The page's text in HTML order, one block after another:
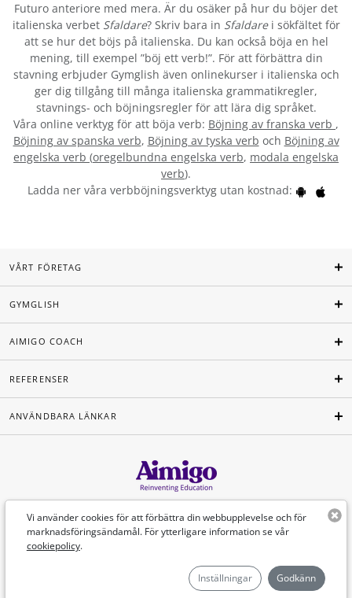
Futuro anteriore med mera. Är du osäker på hur du böjer det
italienska verbet Sfaldare? Skriv bara in Sfaldarei sökfältet för
att se hur det böjs på italienska. Du kan också böja en hel
mening, till exempel ”böj ett verb!”. För att förbättra din
stavning erbjuder Gymglish även onlinekurser i italienska och
ger dig tillgång till många italienska grammatikregler,
stavnings- och böjningsregler för att lära dig språket.
Våra online verktyg för att böja verb: Böjning av franska verb ,
Böjning av spanska verb, Böjning av tyska verb och Böjning av
engelska verb (oregelbundna engelska verb, modala engelska
verb).
Ladda ner våra verbböjningsverktyg utan kostnad:
Vi använder cookies för att förbättra din webbupplevelse och för
marknadsföringsändamål. För ytterligare information se vår
cookiepolicy.
Inställningar Godkänn
VÅRT FÖRETAG
GYMGLISH
AIMIGO COACH
REFERENSER
ANVÄNDBARA LÄNKAR
Svenska